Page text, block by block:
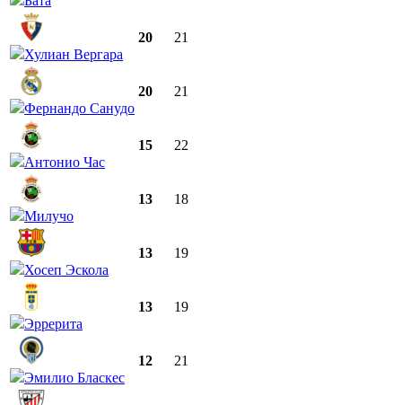
Хулиан Вергара
20 21
Фернандо Санудо
20 21
Антонио Час
15 22
Милучо
13 18
Хосеп Эскола
13 19
Эррерита
13 19
Эмилио Бласкес
12 21